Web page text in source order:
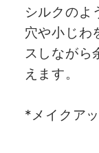
シルクのよ
穴や小じわ
スしながら
えます。
*メイクア